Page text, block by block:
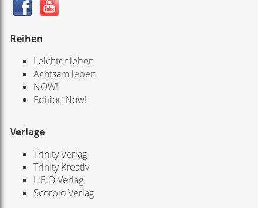
Reihen
Leichter leben
Achtsam leben
NOW!
Edition Now!
Verlage
Trinity Verlag
Trinity Kreativ
L.E.O Verlag
Scorpio Verlag